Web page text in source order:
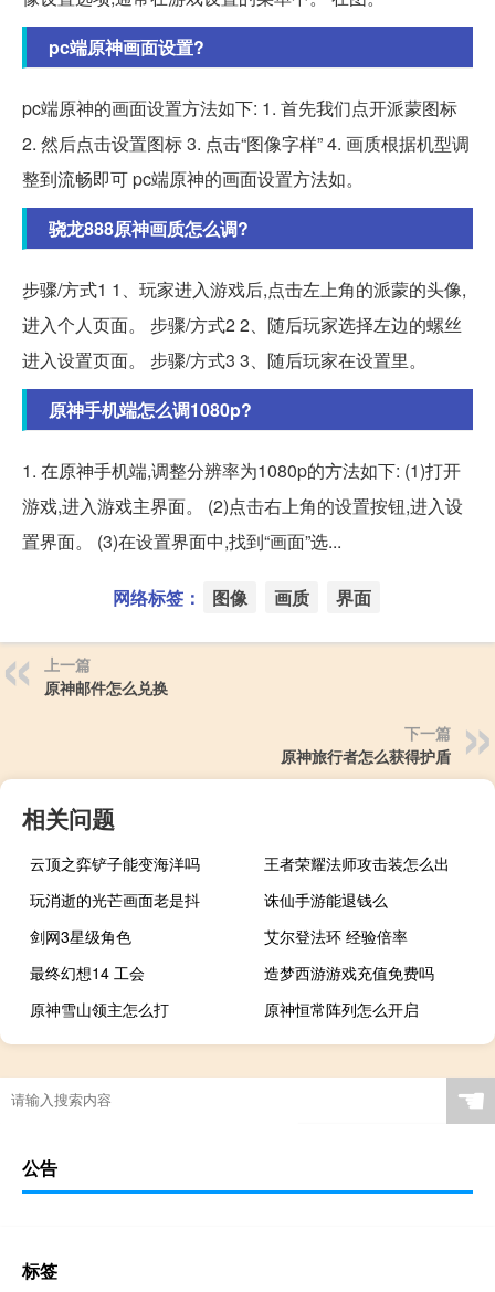
pc端原神画面设置?
pc端原神的画面设置方法如下: 1. 首先我们点开派蒙图标
2. 然后点击设置图标 3. 点击“图像字样” 4. 画质根据机型调
整到流畅即可 pc端原神的画面设置方法如。
骁龙888原神画质怎么调?
步骤/方式1 1、玩家进入游戏后,点击左上角的派蒙的头像,
进入个人页面。 步骤/方式2 2、随后玩家选择左边的螺丝
进入设置页面。 步骤/方式3 3、随后玩家在设置里。
原神手机端怎么调1080p?
1. 在原神手机端,调整分辨率为1080p的方法如下: (1)打开
游戏,进入游戏主界面。 (2)点击右上角的设置按钮,进入设
置界面。 (3)在设置界面中,找到“画面”选...
网络标签： 图像 画质 界面
上一篇
原神邮件怎么兑换
下一篇
原神旅行者怎么获得护盾
相关问题
云顶之弈铲子能变海洋吗
王者荣耀法师攻击装怎么出
玩消逝的光芒画面老是抖
诛仙手游能退钱么
剑网3星级角色
艾尔登法环 经验倍率
最终幻想14 工会
造梦西游游戏充值免费吗
原神雪山领主怎么打
原神恒常阵列怎么开启
☚
公告
标签